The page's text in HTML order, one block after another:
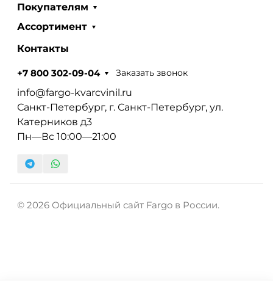
Покупателям
Ассортимент
Контакты
+7 800 302-09-04 Заказать звонок
info@fargo-kvarcvinil.ru
Санкт-Петербург, г. Санкт-Петербург, ул.
Катерников д3
Пн—Вс 10:00—21:00
© 2026 Официальный сайт Fargo в России.